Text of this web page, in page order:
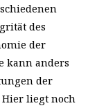
des
der
kann anders
der
liegt noch